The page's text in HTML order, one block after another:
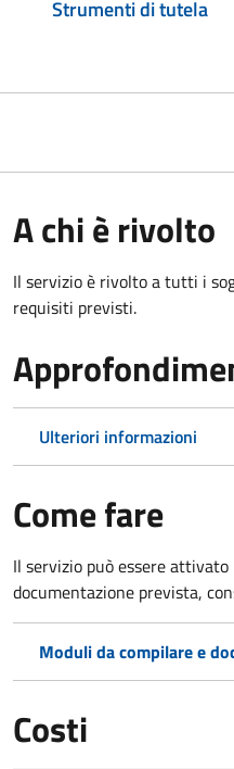
Strumenti di tutela
A chi è rivolto
Il servizio è rivolto a tutti i
requisiti previsti.
Ulteriori informazioni
Come fare
Il servizio può essere
documentazione prevista,
Moduli da compilare e
Costi